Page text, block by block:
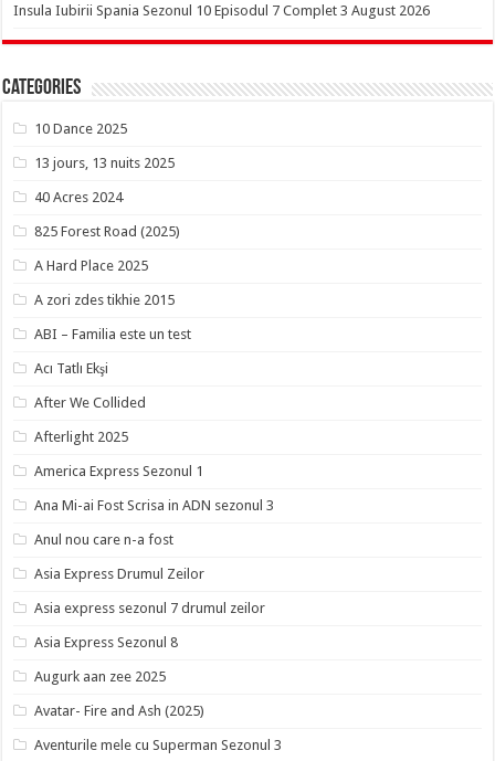
Insula Iubirii Spania Sezonul 10 Episodul 7 Complet 3 August 2026
Categories
10 Dance 2025
13 jours, 13 nuits 2025
40 Acres 2024
825 Forest Road (2025)
A Hard Place 2025
A zori zdes tikhie 2015
ABI – Familia este un test
Acı Tatlı Ekşi
After We Collided
Afterlight 2025
America Express Sezonul 1
Ana Mi-ai Fost Scrisa in ADN sezonul 3
Anul nou care n-a fost
Asia Express Drumul Zeilor
Asia express sezonul 7 drumul zeilor
Asia Express Sezonul 8
Augurk aan zee 2025
Avatar- Fire and Ash (2025)
Aventurile mele cu Superman Sezonul 3